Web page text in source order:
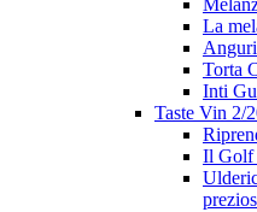
La
Torta
Inti
Taste Vin 2/
Il Golf